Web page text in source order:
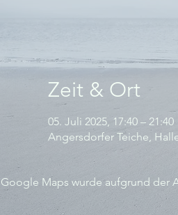
Zeit & Ort
05. Juli 2025, 17:40 – 21:40
Angersdorfer Teiche,
Google Maps wurde aufgrund der